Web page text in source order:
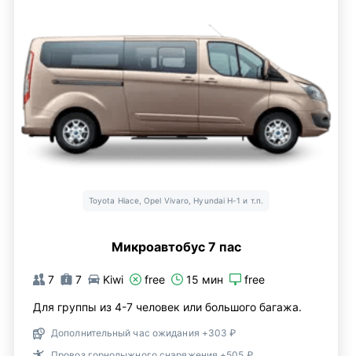
Toyota Hiace, Opel Vivaro, Hyundai H-1 и т.п.
Микроавтобус 7 пас
7 7 Kiwi free 15 мин free
Для группы из 4-7 человек или большого багажа.
Дополнительный час ожидания +303 ₽